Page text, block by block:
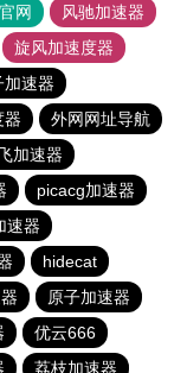
网
风驰加速器
旋风加速度器
加速器
器
外网网址导航
加速器
picacg加速器
速器
hidecat
原子加速器
优云666
荔枝加速器